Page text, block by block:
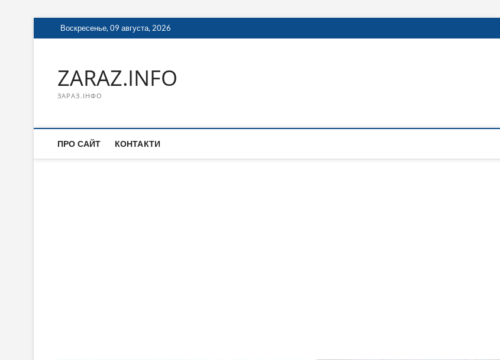
Перейти
к
Воскресенье, 09 августа, 2026
ZARAZ.INFO
ЗАРАЗ.ІНФО
ПРО САЙТ КОНТАКТИ